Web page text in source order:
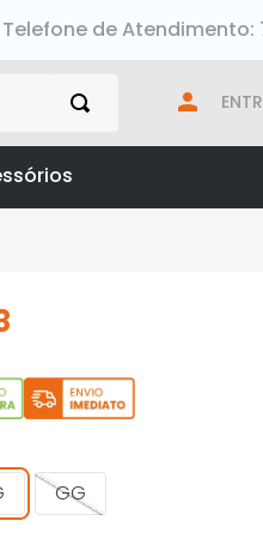
Telefone de Atendimento:
GG